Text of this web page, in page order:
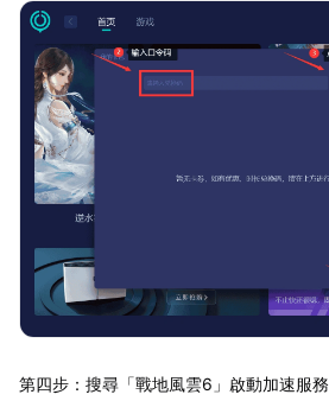
第四步：搜尋「戰地風雲6」啟動加速服務